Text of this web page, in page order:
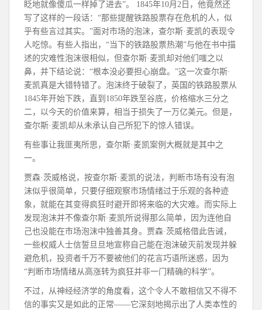
眨地就像傻瓜一样掉了进去”。 1845年10月2日，他竟然还
写了这样的一段话：“那些提醒铁路股票存在危机的人，似
乎有些言过其实。”面对市场的泡沫，查尔斯·麦凯的表现令
人吃惊。有些人指出，“当下的铁路股票热潮”与他在书中描
述的灾难性泡沫很相似，但查尔斯·麦凯却对他们嗤之以
鼻，并下结论说：“根本没必要担心崩盘。”这一次查尔斯·
麦凯真是大错特错了。泡沫终于破裂了，英国的铁路股票从
1845年开始下跌，直到1850年跌至谷底，价格缩水三分之
二，以今天的价值来算，相当于损失了一万亿美元。但是，
查尔斯·麦凯却从未承认自己所犯下的惊人错误。
有些事让我匪夷所思，查尔斯·麦凯案例大概就是其中之
一。
贾森·茨威格说，按查尔斯·麦凯的说法，判断市场有没有泡
沫似乎很简单，只要仔细观察市场情绪过于乐观的各种迹
象，就能在其变得疯狂时避开即将来临的大灾难。而实际上
发现泡沫并不像查尔斯·麦凯所说得那么简单，因为连他自
己也没能在市场泡沫中独善其身。贾森·茨威格借此告诫，
一些权威人士信誓旦旦地宣称自己能在泡沫破灭前发现并躲
避危机，投资者千万不要被他们的花言巧语所迷惑，因为
“判断市场情绪从高涨转为疯狂并非一门精确的科学”。
不过，从神经经济学的角度看，这个令人不敢相信又不得不
信的事实又是如此的正常——它深刻地揭示出了人类本性的